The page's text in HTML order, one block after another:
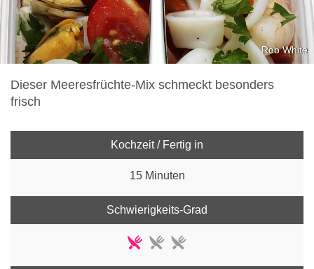
Rob White
Dieser Meeresfrüchte-Mix schmeckt besonders
frisch
Kochzeit / Fertig in
15 Minuten
Schwierigkeits-Grad